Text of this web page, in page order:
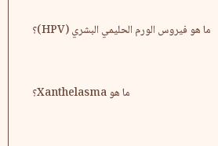
ما هو فيروس الورم الحليمي البشري (HPV)؟
ما هو Xanthelasma؟